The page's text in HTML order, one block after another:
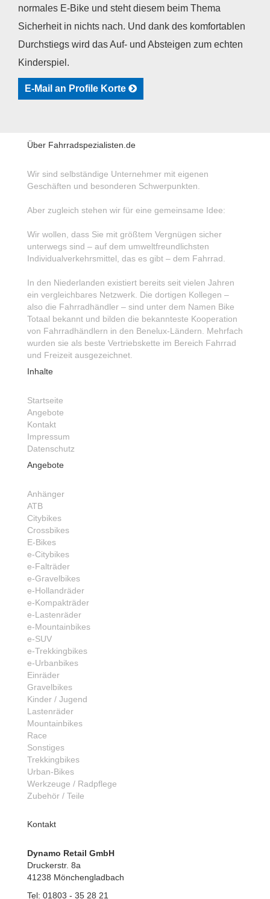
normales E-Bike und steht diesem beim Thema
Sicherheit in nichts nach. Und dank des komfortablen
Durchstiegs wird das Auf- und Absteigen zum echten
Kinderspiel.
E-Mail an Profile Korte
Über Fahrradspezialisten.de
Wir sind selbständige Unternehmer mit eigenen
Geschäften und besonderen Schwerpunkten.
Aber zugleich stehen wir für eine gemeinsame Idee:
Wir wollen, dass Sie mit größtem Vergnügen sicher
unterwegs sind – auf dem umweltfreundlichsten
Individualverkehrsmittel, das es gibt – dem Fahrrad.
In den Niederlanden existiert bereits seit vielen Jahren
ein vergleichbares Netzwerk. Die dortigen Kollegen –
also die Fahrradhändler – sind unter dem Namen Bike
Totaal bekannt und bilden die bekannteste Kooperation
von Fahrradhändlern in den Benelux-Ländern. Mehrfach
wurden sie als beste Vertriebskette im Bereich Fahrrad
und Freizeit ausgezeichnet.
Inhalte
Startseite
Angebote
Kontakt
Impressum
Datenschutz
Angebote
Anhänger
ATB
Citybikes
Crossbikes
E-Bikes
e-Citybikes
e-Falträder
e-Gravelbikes
e-Hollandräder
e-Kompakträder
e-Lastenräder
e-Mountainbikes
e-SUV
e-Trekkingbikes
e-Urbanbikes
Einräder
Gravelbikes
Kinder / Jugend
Lastenräder
Mountainbikes
Race
Sonstiges
Trekkingbikes
Urban-Bikes
Werkzeuge / Radpflege
Zubehör / Teile
Kontakt
Dynamo Retail GmbH
Druckerstr. 8a
41238 Mönchengladbach
Tel: 01803 - 35 28 21